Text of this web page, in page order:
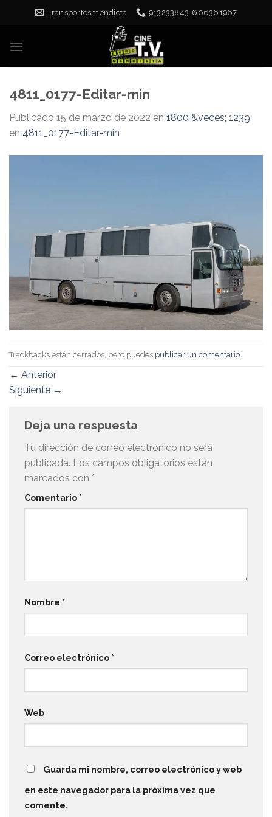
Transportesmendieta 913233843-606361967
4811_0177-Editar-min
Publicado 15 de marzo de 2022 en 1800 &veces; 1239
en 4811_0177-Editar-min
Trackbacks están cerrados, pero puedes publicar un comentario.
← Anterior
Siguiente →
Deja una respuesta
Tu dirección de correo electrónico no será
publicada. Los campos obligatorios están
marcados con *
Comentario *
Nombre *
Correo electrónico *
Web
Guarda mi nombre, correo electrónico y web
en este navegador para la próxima vez que
comente.